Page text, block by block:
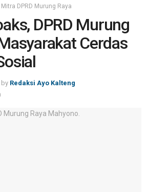
Mitra DPRD Murung Raya
DPRD Murung
Cerdas
by Redaksi Ayo Kalteng